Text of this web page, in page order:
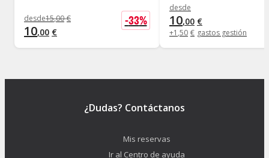
desde15,00 €
10,00 €
-33%
desde
10,00 €
+1 ,50 € gastos gestión
¿Dudas? Contáctanos
Mis reservas
Ir al Centro de ayuda